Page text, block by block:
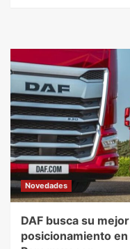
Novedades
DAF busca su mejor
posicionamiento en